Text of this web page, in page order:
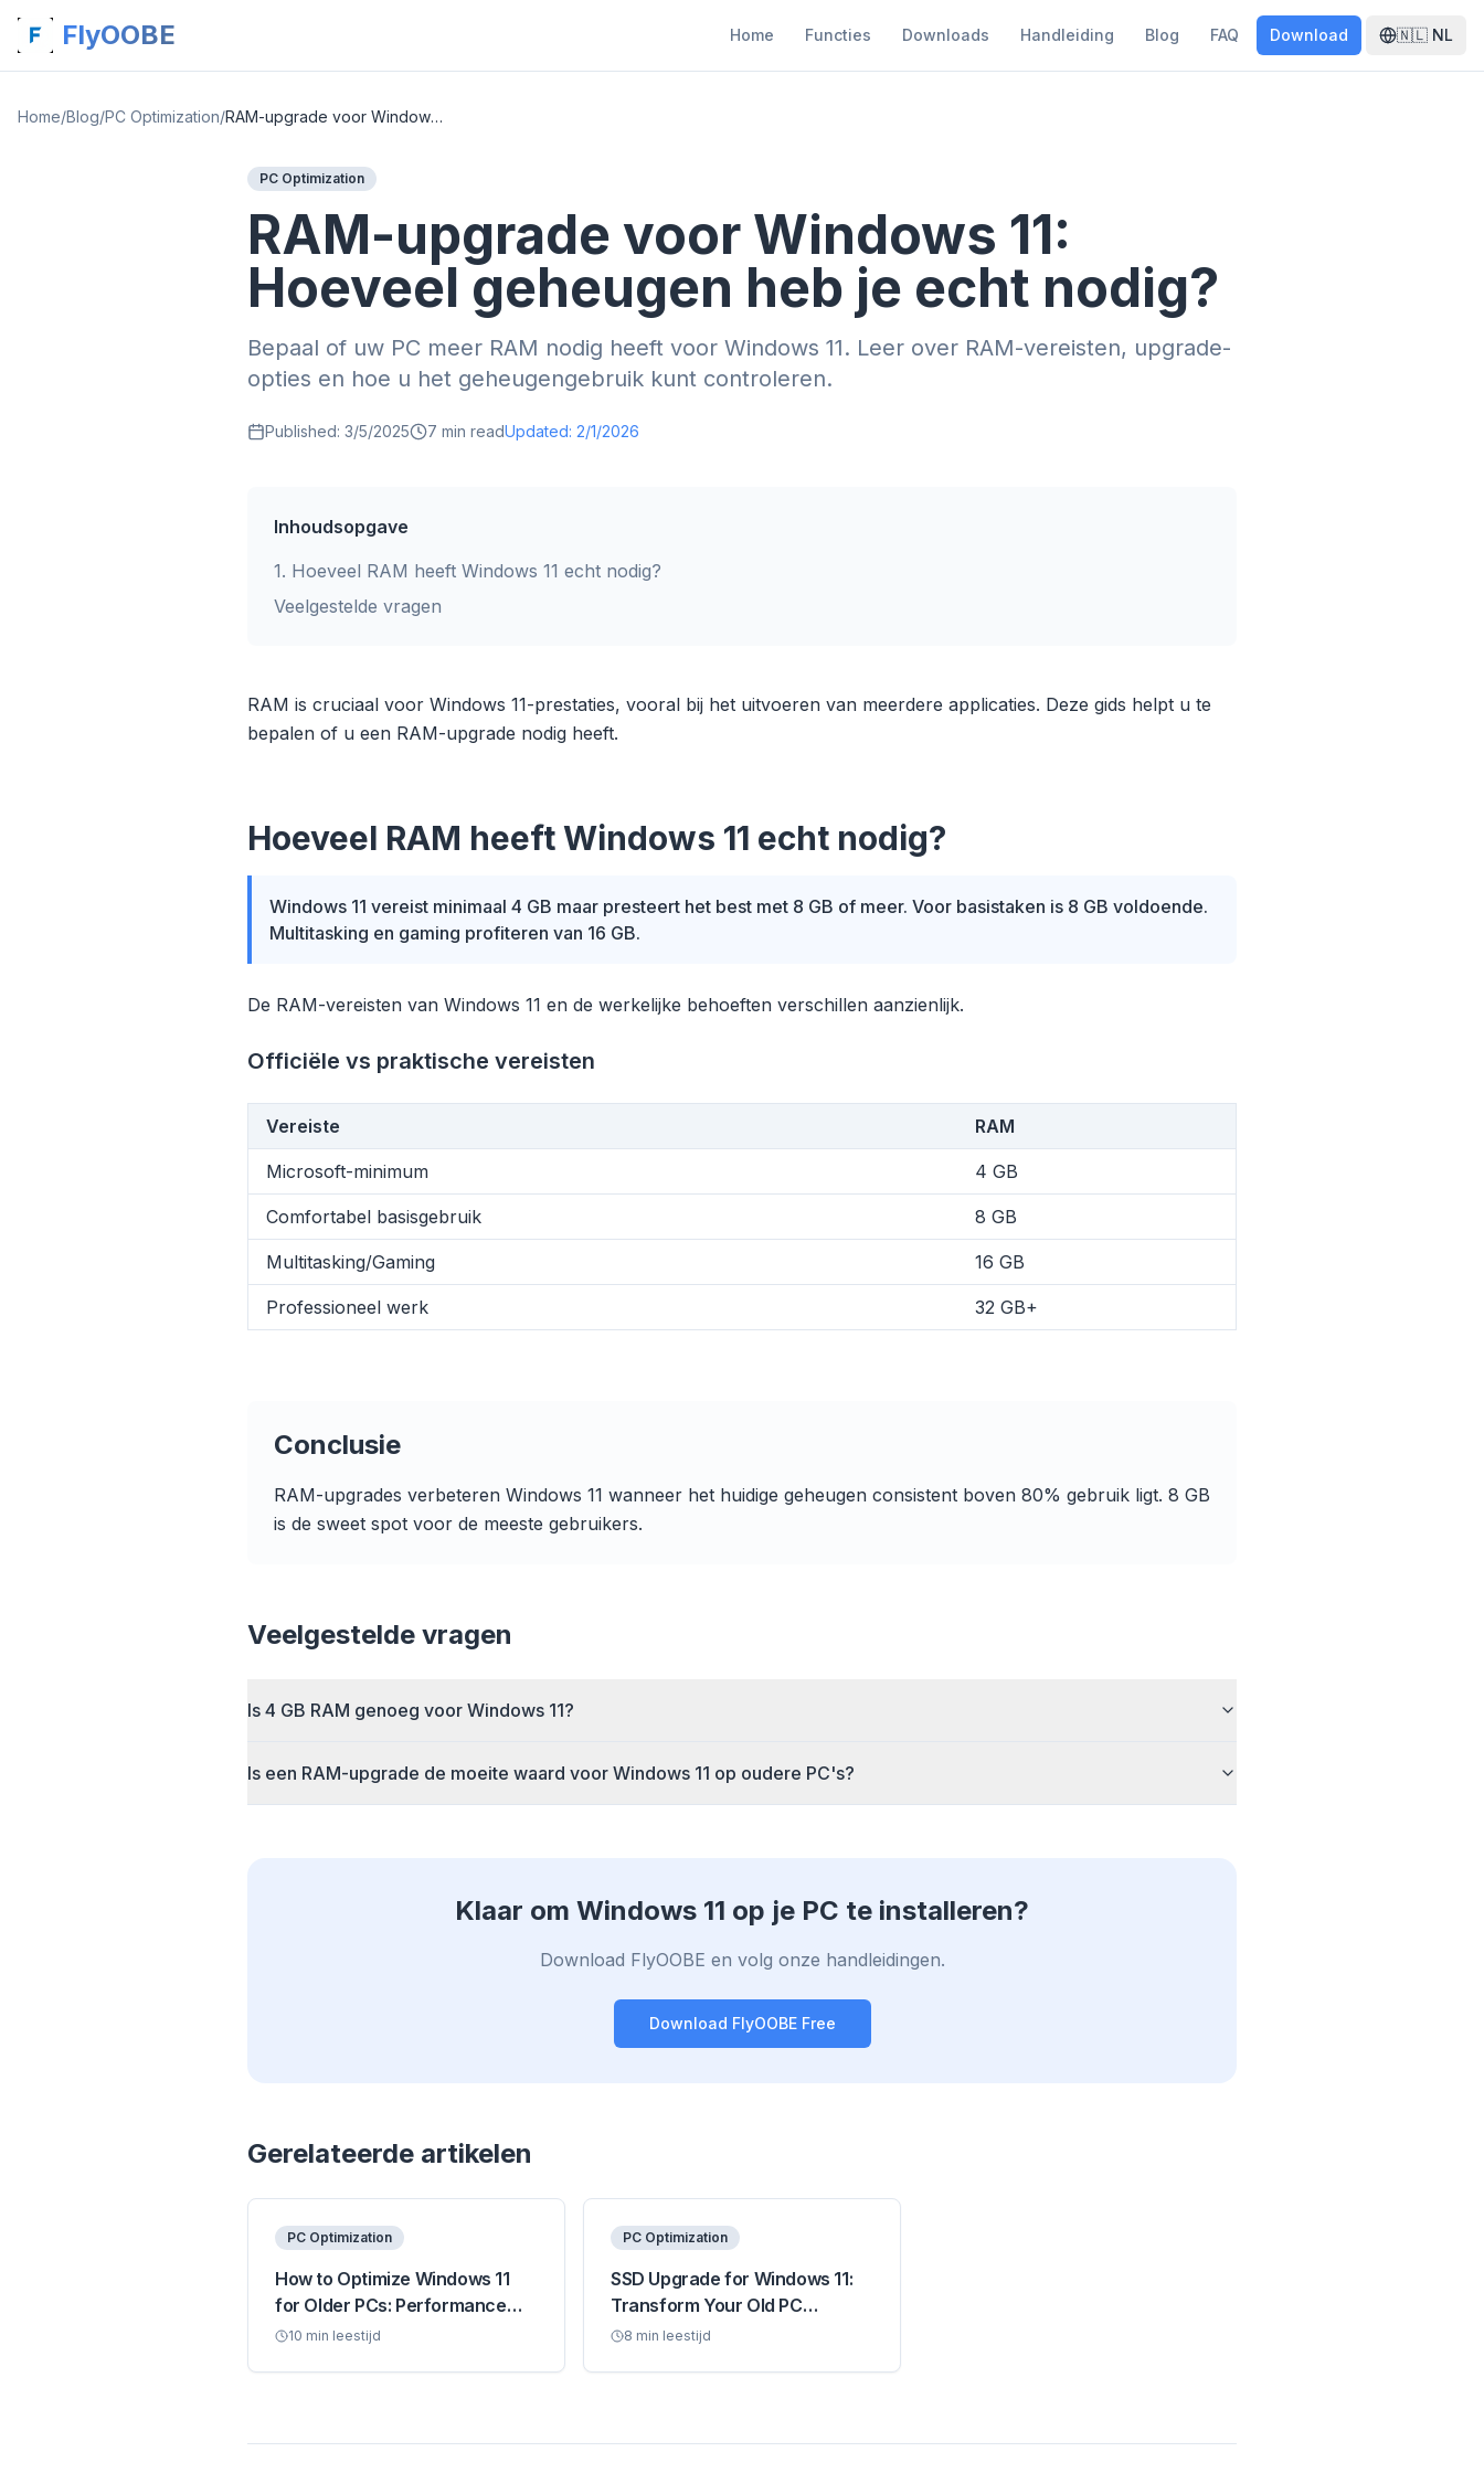
FlyOOBE Home Functies Downloads Handleiding Blog FAQ Download 🇳🇱 NL
Home/Blog/PC Optimization/ RAM-upgrade voor Windows 11: Hoeveel geheugen heb je echt nodig?
PC Optimization
RAM-upgrade voor Windows 11:
Hoeveel geheugen heb je echt nodig?
Bepaal of uw PC meer RAM nodig heeft voor Windows 11. Leer over RAM-vereisten, upgrade-
opties en hoe u het geheugengebruik kunt controleren.
Published: 3/5/2025 7 min readUpdated: 2/1/2026
Inhoudsopgave
1. Hoeveel RAM heeft Windows 11 echt nodig?
Veelgestelde vragen
RAM is cruciaal voor Windows 11-prestaties, vooral bij het uitvoeren van meerdere applicaties. Deze gids helpt u te
bepalen of u een RAM-upgrade nodig heeft.
Hoeveel RAM heeft Windows 11 echt nodig?
Windows 11 vereist minimaal 4 GB maar presteert het best met 8 GB of meer. Voor basistaken is 8 GB voldoende.
Multitasking en gaming profiteren van 16 GB.
De RAM-vereisten van Windows 11 en de werkelijke behoeften verschillen aanzienlijk.
Officiële vs praktische vereisten
Vereiste RAM
Microsoft-minimum 4 GB
Comfortabel basisgebruik 8 GB
Multitasking/Gaming 16 GB
Professioneel werk 32 GB+
Conclusie
RAM-upgrades verbeteren Windows 11 wanneer het huidige geheugen consistent boven 80% gebruik ligt. 8 GB
is de sweet spot voor de meeste gebruikers.
Veelgestelde vragen
Is 4 GB RAM genoeg voor Windows 11?
Is een RAM-upgrade de moeite waard voor Windows 11 op oudere PC's?
Klaar om Windows 11 op je PC te installeren?
Download FlyOOBE en volg onze handleidingen.
Download FlyOOBE Free
Gerelateerde artikelen
PC Optimization
How to Optimize Windows 11
for Older PCs: Performance
Guide
10 min leestijd
PC Optimization
SSD Upgrade for Windows 11:
Transform Your Old PC
Performance
8 min leestijd
Advertentie
op elke website.